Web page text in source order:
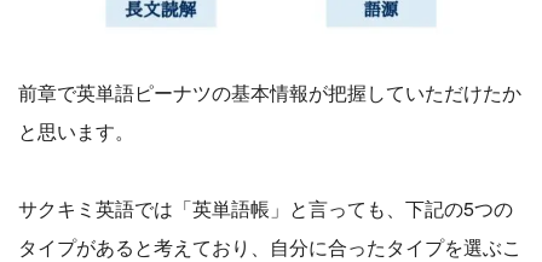
前章で英単語ピーナツの基本情報が把握していただけたか
と思います。
サクキミ英語では「英単語帳」と言っても、下記の5つの
タイプがあると考えており、自分に合ったタイプを選ぶこ